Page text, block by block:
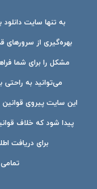
به تنها سایت
بهره‌گیری از سرورهای
مشکل را برای شما
می‌توانید به راحتی
این سایت پیروی
پیدا شود که خلاف
برای دریافت